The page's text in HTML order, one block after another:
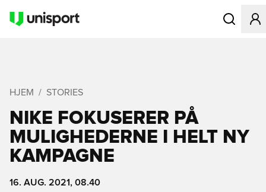
Åbner en
HJEM STORIES
NIKE FOKUSERER PÅ
MULIGHEDERNE I HELT NY
KAMPAGNE
16. AUG. 2021, 08.40